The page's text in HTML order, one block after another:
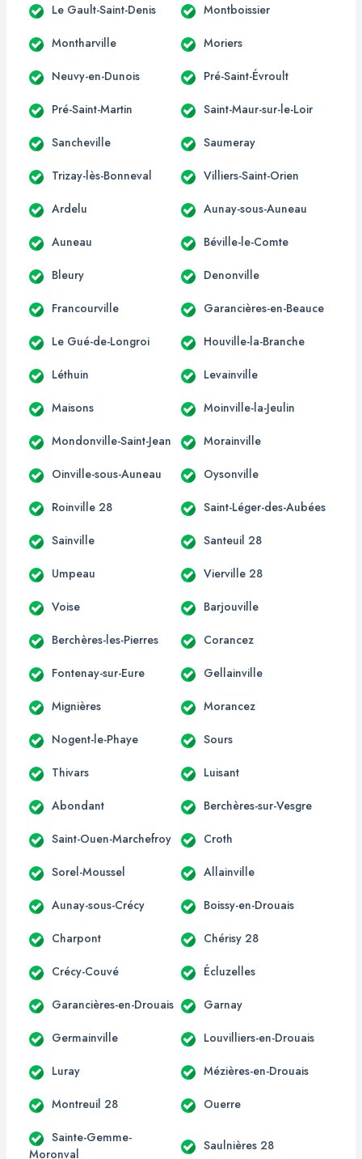
Le Gault-Saint-Denis Montboissier
Montharville Moriers
Neuvy-en-Dunois Pré-Saint-Évroult
Pré-Saint-Martin Saint-Maur-sur-le-Loir
Sancheville Saumeray
Trizay-lès-Bonneval Villiers-Saint-Orien
Ardelu Aunay-sous-Auneau
Auneau Béville-le-Comte
Bleury Denonville
Francourville Garancières-en-Beauce
Le Gué-de-Longroi Houville-la-Branche
Léthuin Levainville
Maisons Moinville-la-Jeulin
Mondonville-Saint-Jean Morainville
Oinville-sous-Auneau Oysonville
Roinville 28 Saint-Léger-des-Aubées
Sainville Santeuil 28
Umpeau Vierville 28
Voise Barjouville
Berchères-les-Pierres Corancez
Fontenay-sur-Eure Gellainville
Mignières Morancez
Nogent-le-Phaye Sours
Thivars Luisant
Abondant Berchères-sur-Vesgre
Saint-Ouen-Marchefroy Croth
Sorel-Moussel Allainville
Aunay-sous-Crécy Boissy-en-Drouais
Charpont Chérisy 28
Crécy-Couvé Écluzelles
Garancières-en-Drouais Garnay
Germainville Louvilliers-en-Drouais
Luray Mézières-en-Drouais
Montreuil 28 Ouerre
Sainte-Gemme-
Moronval
Saulnières 28